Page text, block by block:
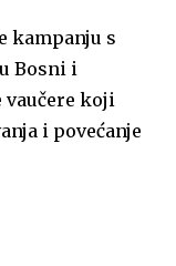
kampanju s
Bosni i
koji
i povećanje